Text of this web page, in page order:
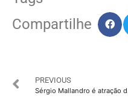
Compartilhe
PREVIOUS